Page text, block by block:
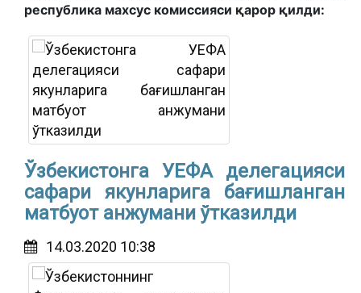
республика махсус комиссияси қарор қилди:
Ўзбекистонга УЕФА делегацияси
сафари якунларига бағишланган
матбуот анжумани ўтказилди
14.03.2020 10:38